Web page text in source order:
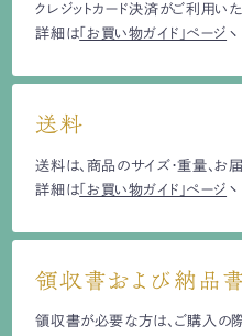
クレジットカード決済がご利用いた
詳細は 「お買い物ガイド」ページ
送料
送料は、商品のサイズ・重量、お
詳細は「お買い物ガイド」ページ
領収書および納品
領収書が必要な方は、ご購入の